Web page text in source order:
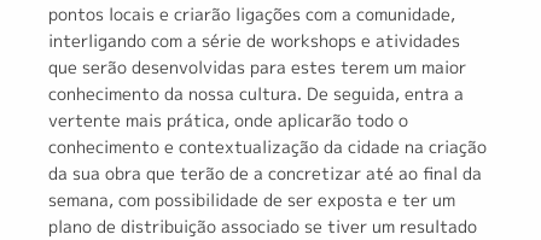
pontos locais e criarão ligações com a comunidade,
interligando com a série de workshops e atividades
que serão desenvolvidas para estes terem um maior
conhecimento da nossa cultura. De seguida, entra a
vertente mais prática, onde aplicarão todo o
conhecimento e contextualização da cidade na criação
da sua obra que terão de a concretizar até ao final da
semana, com possibilidade de ser exposta e ter um
plano de distribuição associado se tiver um resultado